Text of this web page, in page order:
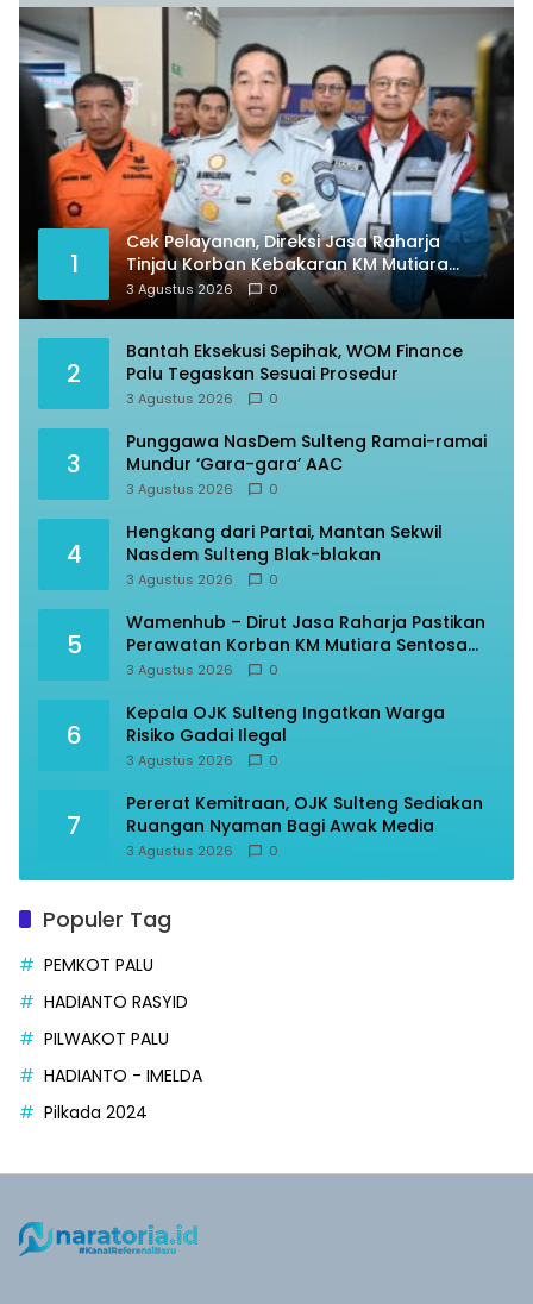
1
Cek Pelayanan, Direksi Jasa Raharja
Tinjau Korban Kebakaran KM Mutiara
Sentosa II
3 Agustus 2026 0
2
Bantah Eksekusi Sepihak, WOM Finance
Palu Tegaskan Sesuai Prosedur
3 Agustus 2026 0
3
Punggawa NasDem Sulteng Ramai-ramai
Mundur ‘Gara-gara’ AAC
3 Agustus 2026 0
4
Hengkang dari Partai, Mantan Sekwil
Nasdem Sulteng Blak-blakan
3 Agustus 2026 0
5
Wamenhub – Dirut Jasa Raharja Pastikan
Perawatan Korban KM Mutiara Sentosa
Optimal
3 Agustus 2026 0
6
Kepala OJK Sulteng Ingatkan Warga
Risiko Gadai Ilegal
3 Agustus 2026 0
7
Pererat Kemitraan, OJK Sulteng Sediakan
Ruangan Nyaman Bagi Awak Media
3 Agustus 2026 0
Populer Tag
PEMKOT PALU
HADIANTO RASYID
PILWAKOT PALU
HADIANTO - IMELDA
Pilkada 2024